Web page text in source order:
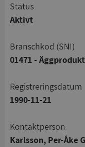
status
Aktivt
branschkod (SNI)
01471 -
registreringsdatum
1990-11-21
Kontaktperson
Karlsson, Per-Åke